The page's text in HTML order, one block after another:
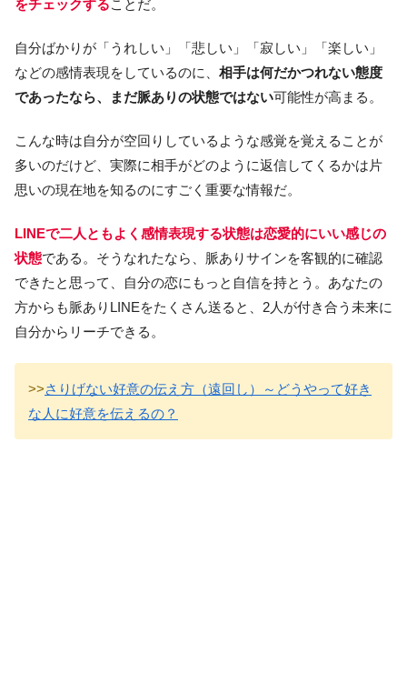
をチェックすることだ。
自分ばかりが「うれしい」「悲しい」「寂しい」「楽しい」
などの感情表現をしているのに、 相手は何だかつれない態度
であったなら、まだ脈ありの状態ではない可能性が高まる。
こんな時は自分が空回りしているような感覚を覚えることが
多いのだけど、実際に相手がどのように返信してくるかは片
思いの現在地を知るのにすごく重要な情報だ。
LINEで二人ともよく感情表現する状態は恋愛的にいい感じの
状態である。そうなれたなら、脈ありサインを客観的に確認
できたと思って、自分の恋にもっと自信を持とう。あなたの
方からも脈ありLINEをたくさん送ると、2人が付き合う未来に
自分からリーチできる。
>>さりげない好意の伝え方（遠回し）～どうやって好き
な人に好意を伝えるの？